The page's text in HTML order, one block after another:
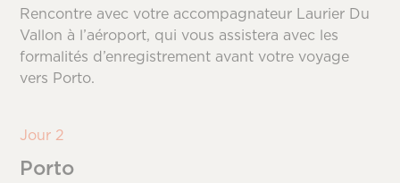
Rencontre avec votre accompagnateur Laurier Du
Vallon à l’aéroport, qui vous assistera avec les
formalités d’enregistrement avant votre voyage
vers Porto.
Jour 2
Porto